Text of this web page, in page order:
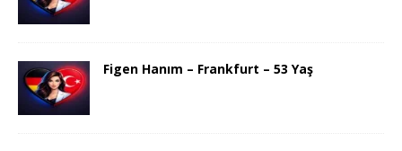
Figen Hanım – Frankfurt – 53 Yaş